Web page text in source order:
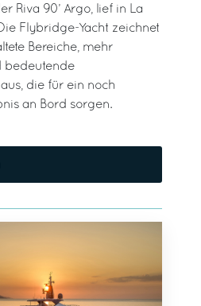
Riva 90’ Argo, lief in La
Flybridge-Yacht zeichnet
Bereiche, mehr
bedeutende
die für ein noch
an Bord sorgen.